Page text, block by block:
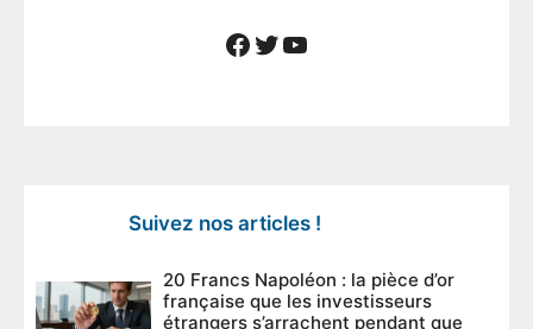
Facebook
Twitter
YouTube
Suivez nos articles !
20 Francs Napoléon : la pièce d’or
française que les investisseurs
étrangers s’arrachent pendant que